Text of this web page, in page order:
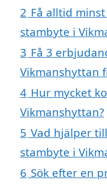
2 Få alltid
stambyte i
3 Få 3
Vikmanshyttan
4 Hur mycket
Vikmanshyttan?
5 Vad hjälper
stambyte i
6 Sök efter en